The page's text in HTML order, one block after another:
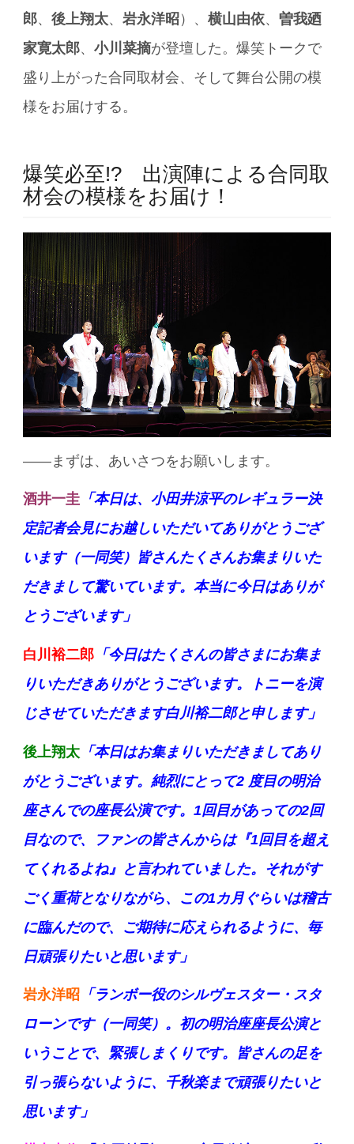
郎、後上翔太、岩永洋昭）、横山由依、曽我廼
家寛太郎、小川菜摘が登壇した。爆笑トークで
盛り上がった合同取材会、そして舞台公開の模
様をお届けする。
爆笑必至!? 出演陣による合同取
材会の模様をお届け！
——まずは、あいさつをお願いします。
酒井一圭 「本日は、小田井涼平のレギュラー決
定記者会見にお越しいただいてありがとうござ
います（一同笑）皆さんたくさんお集まりいた
だきまして驚いています。本当に今日はありが
とうございます」
白川裕二郎 「今日はたくさんの皆さまにお集ま
りいただきありがとうございます。トニーを演
じさせていただきます白川裕二郎と申します」
後上翔太 「本日はお集まりいただきましてあり
がとうございます。純烈にとって2 度目の明治
座さんでの座長公演です。1回目があっての2回
目なので、ファンの皆さんからは『1回目を超え
てくれるよね』と言われていました。それがす
ごく重荷となりながら、この1カ月ぐらいは稽古
に臨んだので、ご期待に応えられるように、毎
日頑張りたいと思います」
岩永洋昭 「ランボー役のシルヴェスター・スタ
ローンです（一同笑）。初の明治座座長公演と
いうことで、緊張しまくりです。皆さんの足を
引っ張らないように、千秋楽まで頑張りたいと
思います」